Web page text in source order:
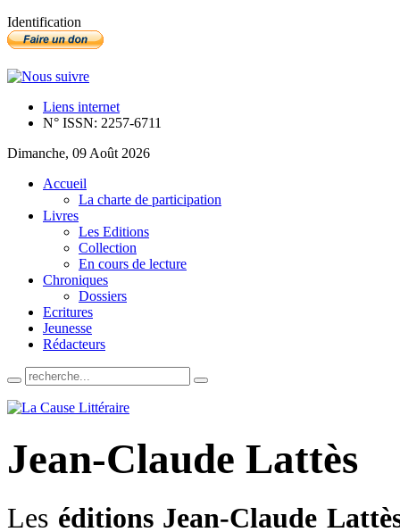
Identification
Liens internet
N° ISSN: 2257-6711
Dimanche, 09 Août 2026
Accueil
La charte de participation
Livres
Les Editions
Collection
En cours de lecture
Chroniques
Dossiers
Ecritures
Jeunesse
Rédacteurs
Jean-Claude Lattès
Les éditions Jean-Claude